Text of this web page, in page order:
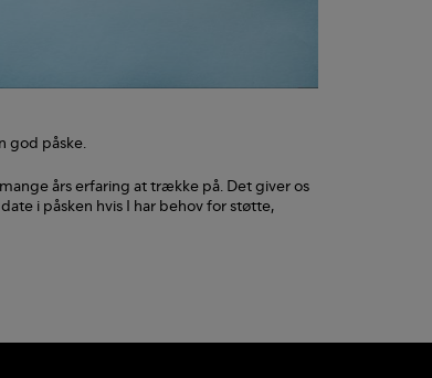
god påske.
års erfaring at trække på. Det giver os
i påsken hvis I har behov for støtte,